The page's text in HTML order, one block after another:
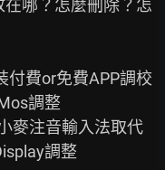
付費or免費APP調校